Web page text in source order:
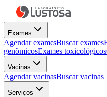
Exames
Agendar examesBuscar exames
genômicosExames toxicológicos
Vacinas
Agendar vacinasBuscar vacinas
Serviços